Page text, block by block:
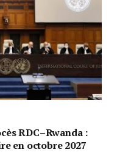
RDC–Rwanda :
en octobre 2027